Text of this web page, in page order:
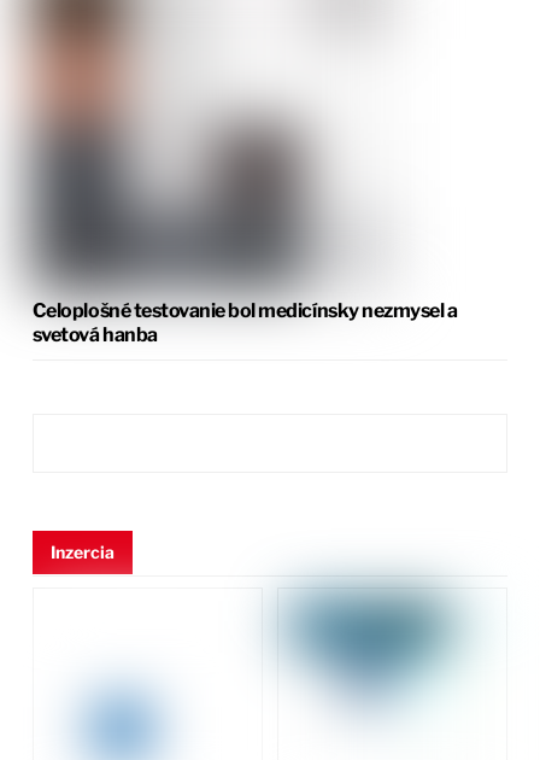
Celoplošné testovanie bol medicínsky nezmysel a
svetová hanba
Inzercia